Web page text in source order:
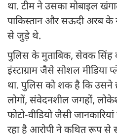
था. टीम ने उसका मोबाइल
पाकिस्तान और सऊदी अरब के
से जुड़े थे.
पुलिस के मुताबिक, सेवक सिंह
इंस्टाग्राम जैसे सोशल मीडिया
था. पुलिस को शक है कि उसने
लोगों, संवेदनशील जगहों,
फोटो-वीडियो जैसी
रहा है आरोपी ने कथित रूप से